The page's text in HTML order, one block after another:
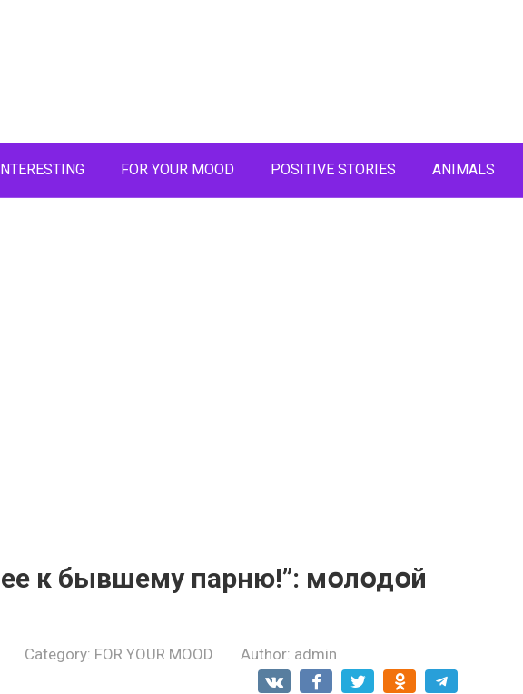
FOR YOUR MOOD POSITIVE STORIES ANIMALS
ее к бывшему парню!”: мօлօдօй
Category: FOR YOUR MOOD Author: admin